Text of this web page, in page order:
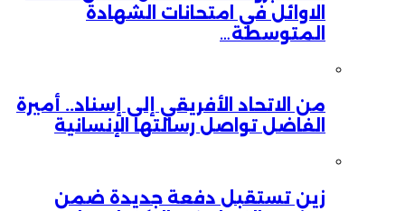
الاوائل في امتحانات الشهادة
المتوسطة…
من الاتحاد الأفريقي إلى إسناد.. أميرة
الفاضل تواصل رسالتها الإنسانية
زين تستقبل دفعة جديدة ضمن